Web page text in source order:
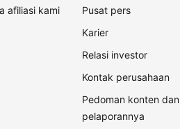
afiliasi kami
Pusat pers
Karier
Relasi investor
Kontak perusahaan
Pedoman konten dan
pelaporannya